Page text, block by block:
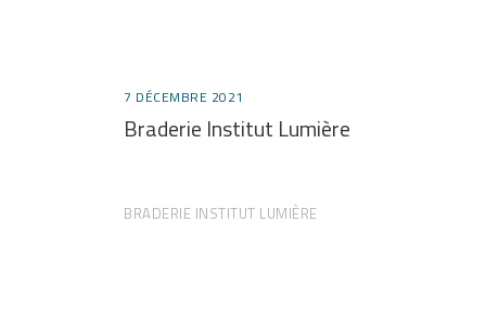
7 DÉCEMBRE 2021
Braderie Institut Lumière
BRADERIE INSTITUT LUMIÈRE